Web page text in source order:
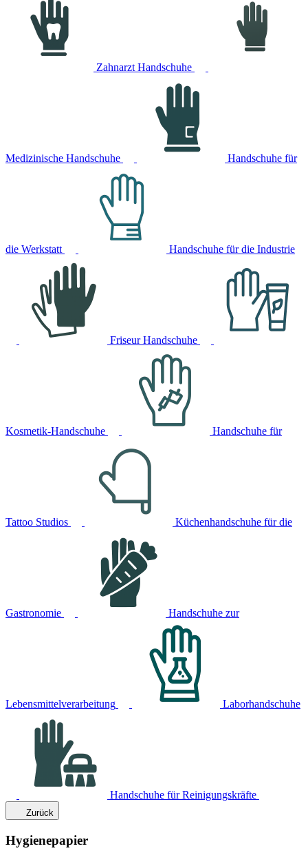
Zahnarzt Handschuhe
Medizinische Handschuhe Handschuhe für
die Werkstatt Handschuhe für die Industrie
Friseur Handschuhe
Kosmetik-Handschuhe Handschuhe für
Tattoo Studios Küchenhandschuhe für die
Gastronomie Handschuhe zur
Lebensmittelverarbeitung Laborhandschuhe
Handschuhe für Reinigungskräfte
Zurück
Hygienepapier